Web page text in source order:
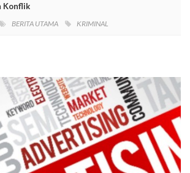
Konflik
BERITA UTAMA KRIMINAL